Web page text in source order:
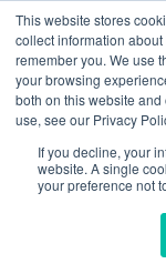
This website stores
collect information
remember you. We use
your browsing
both on this website
use, see our Privacy
If you decline, your
website. A single
your preference not